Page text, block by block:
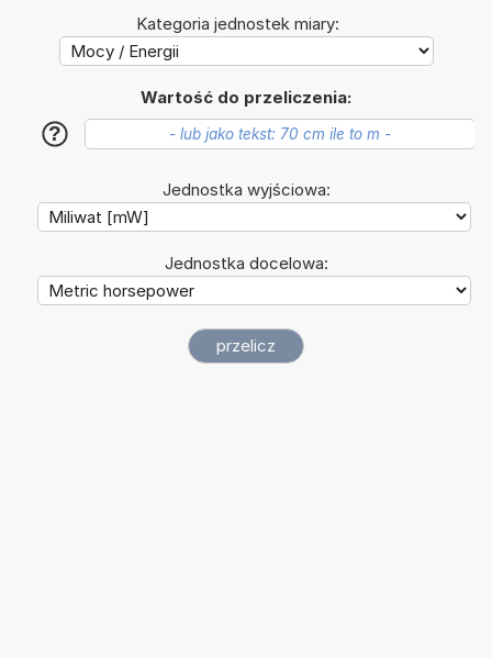
Kategoria jednostek miary:
Wartość do przeliczenia:
?
Jednostka wyjściowa:
Jednostka docelowa: